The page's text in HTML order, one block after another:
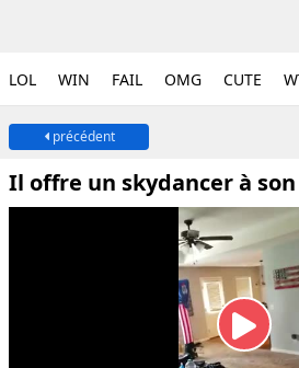
LOL WIN FAIL OMG CUTE
précédent
Il offre un skydancer à